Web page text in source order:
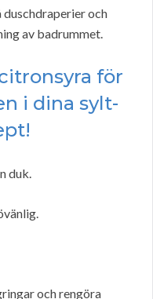
och
av badrummet.
för
i dina sylt-
duk.
och rengöra